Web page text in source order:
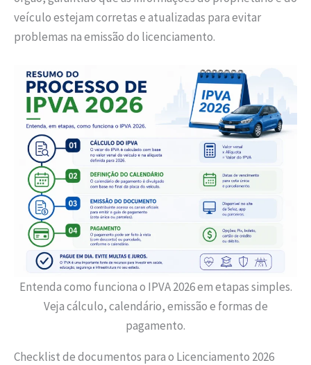
veículo estejam corretas e atualizadas para evitar
problemas na emissão do licenciamento.
Entenda como funciona o IPVA 2026 em etapas simples.
Veja cálculo, calendário, emissão e formas de
pagamento.
Checklist de documentos para o Licenciamento 2026